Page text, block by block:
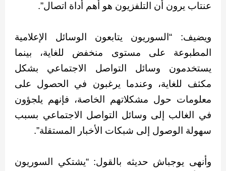
عنتاب يرون أن التلفزيون هو أهم أداة اتصال”.
ويضيف: “السوريون يتابعون الوسائل الإعلامية
المطبوعة على مستوى منخفض للغاية، بينما
يستخدمون وسائل التواصل الاجتماعي بشكل
مكثف للغاية، وعندما يرغبون في الحصول على
معلومات حول مشكلاتهم الخاصة، فإنهم يلجؤون
في الغالب إلى وسائل التواصل الاجتماعي بسبب
سهولة الوصول إلى شبكات الأخبار المستقلة”.
وأنهى يوجباش حديثه بالقول: “يشتكي السوريون